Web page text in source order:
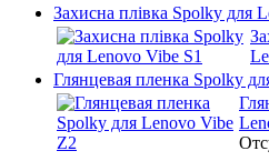
Захисна плівка Spolky для
Глянцевая пленка Spolky